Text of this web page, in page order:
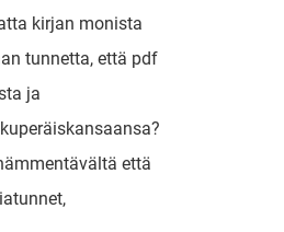
kirjan monista
tunnetta, että pdf
ja
että